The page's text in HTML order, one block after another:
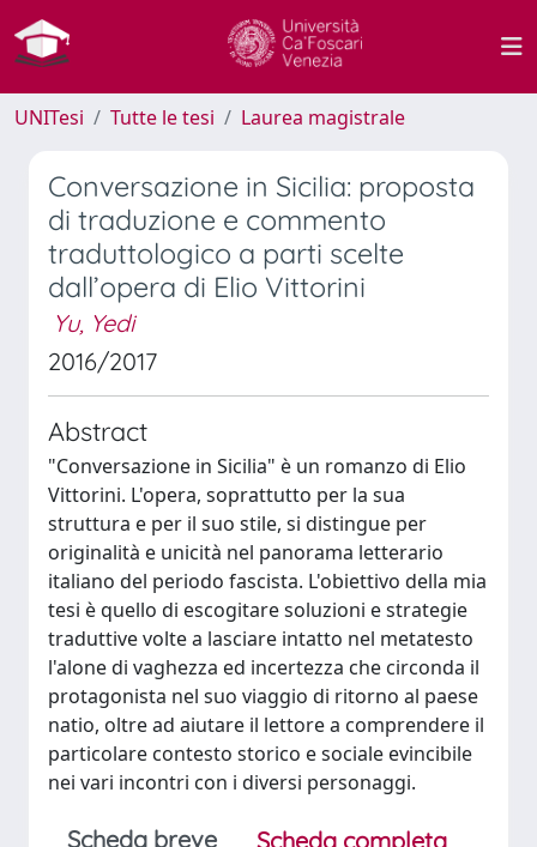
UNITesi Tutte le tesi Laurea magistrale
Conversazione in Sicilia: proposta
di traduzione e commento
traduttologico a parti scelte
dall’opera di Elio Vittorini
Yu, Yedi
2016/2017
Abstract
"Conversazione in Sicilia" è un romanzo di Elio
Vittorini. L'opera, soprattutto per la sua
struttura e per il suo stile, si distingue per
originalità e unicità nel panorama letterario
italiano del periodo fascista. L'obiettivo della mia
tesi è quello di escogitare soluzioni e strategie
traduttive volte a lasciare intatto nel metatesto
l'alone di vaghezza ed incertezza che circonda il
protagonista nel suo viaggio di ritorno al paese
natio, oltre ad aiutare il lettore a comprendere il
particolare contesto storico e sociale evincibile
nei vari incontri con i diversi personaggi.
Scheda breve
Scheda completa